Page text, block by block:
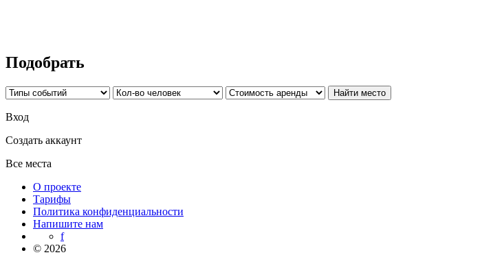
Подобрать
Вход
Создать аккаунт
Все места
О проекте
Тарифы
Политика конфиденциальности
Напишите нам
f
© 2026